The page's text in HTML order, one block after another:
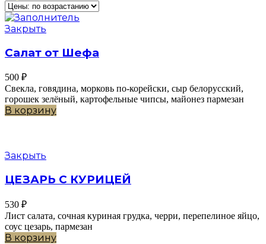
Закрыть
Салат от Шефа
500 ₽
Свекла, говядина, морковь по-корейски, сыр белорусский,
горошек зелёный, картофельные чипсы, майонез пармезан
В корзину
Закрыть
ЦЕЗАРЬ С КУРИЦЕЙ
530 ₽
Лист салата, сочная куриная грудка, черри, перепелиное яйцо,
соус цезарь, пармезан
В корзину